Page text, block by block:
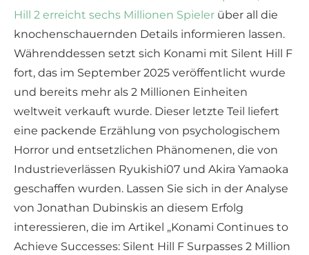
Hill 2 erreicht sechs Millionen Spieler über all die
knochenschauernden Details informieren lassen.
Währenddessen setzt sich Konami mit Silent Hill F
fort, das im September 2025 veröffentlicht wurde
und bereits mehr als 2 Millionen Einheiten
weltweit verkauft wurde. Dieser letzte Teil liefert
eine packende Erzählung von psychologischem
Horror und entsetzlichen Phänomenen, die von
Industrieverlässen Ryukishi07 und Akira Yamaoka
geschaffen wurden. Lassen Sie sich in der Analyse
von Jonathan Dubinskis an diesem Erfolg
interessieren, die im Artikel „Konami Continues to
Achieve Successes: Silent Hill F Surpasses 2 Million